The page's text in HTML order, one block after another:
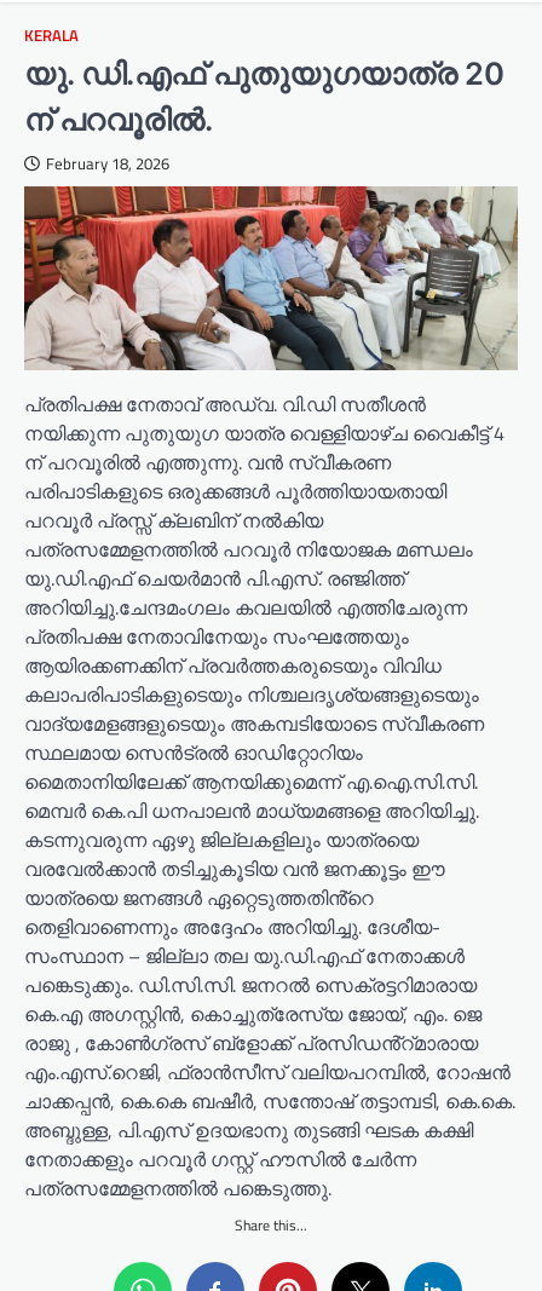
KERALA
യു. ഡി.എഫ് പുതുയുഗയാത്ര 20
ന് പറവൂരിൽ.
February 18, 2026
പ്രതിപക്ഷ നേതാവ് അഡ്വ. വി.ഡി സതീശൻ
നയിക്കുന്ന പുതുയുഗ യാത്ര വെള്ളിയാഴ്ച വൈകീട്ട് 4
ന് പറവൂരിൽ എത്തുന്നു. വൻ സ്വീകരണ
പരിപാടികളുടെ ഒരുക്കങ്ങൾ പൂർത്തിയായതായി
പറവൂർ പ്രസ്സ് ക്ലബിന് നൽകിയ
പത്രസമ്മേളനത്തിൽ പറവൂർ നിയോജക മണ്ഡലം
യു.ഡി.എഫ് ചെയർമാൻ പി.എസ്. രഞ്ജിത്ത്
അറിയിച്ചു.ചേന്ദമംഗലം കവലയിൽ എത്തിചേരുന്ന
പ്രതിപക്ഷ നേതാവിനേയും സംഘത്തേയും
ആയിരക്കണക്കിന് പ്രവർത്തകരുടെയും വിവിധ
കലാപരിപാടികളുടെയും നിശ്ചലദൃശ്യങ്ങളുടെയും
വാദ്യമേളങ്ങളുടെയും അകമ്പടിയോടെ സ്വീകരണ
സ്ഥലമായ സെൻട്രൽ ഓഡിറ്റോറിയം
മൈതാനിയിലേക്ക് ആനയിക്കുമെന്ന് എ.ഐ.സി.സി.
മെമ്പർ കെ.പി ധനപാലൻ മാധ്യമങ്ങളെ അറിയിച്ചു.
കടന്നുവരുന്ന ഏഴു ജില്ലകളിലും യാത്രയെ
വരവേൽക്കാൻ തടിച്ചുകൂടിയ വൻ ജനക്കൂട്ടം ഈ
യാത്രയെ ജനങ്ങൾ ഏറ്റെടുത്തതിൻ്റെ
തെളിവാണെന്നും അദ്ദേഹം അറിയിച്ചു. ദേശീയ-
സംസ്ഥാന – ജില്ലാ തല യു.ഡി.എഫ് നേതാക്കൾ
പങ്കെടുക്കും. ഡി.സി.സി. ജനറൽ സെക്രട്ടറിമാരായ
കെ.എ അഗസ്റ്റിൻ, കൊച്ചുത്രേസ്യ ജോയ്, എം. ജെ
രാജു , കോൺഗ്രസ് ബ്ളോക്ക് പ്രസിഡൻ്റ്മാരായ
എം.എസ്.റെജി, ഫ്രാൻസീസ് വലിയപറമ്പിൽ, റോഷൻ
ചാക്കപ്പൻ, കെ.കെ ബഷീർ, സന്തോഷ് തട്ടാമ്പടി, കെ.കെ.
അബ്ദുള്ള, പി.എസ് ഉദയഭാനു തുടങ്ങി ഘടക കക്ഷി
നേതാക്കളും പറവൂർ ഗസ്റ്റ് ഹൗസിൽ ചേർന്ന
പത്രസമ്മേളനത്തിൽ പങ്കെടുത്തു.
Share this...